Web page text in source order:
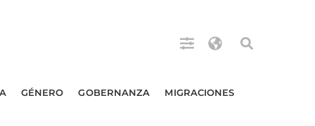
GÉNERO GOBERNANZA MIGRACIONES